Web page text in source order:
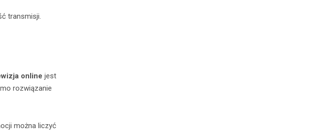
transmisji.
online jest
rozwiązanie
można liczyć